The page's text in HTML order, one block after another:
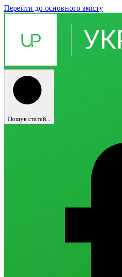
Перейти до основного змісту
Пошук статей...